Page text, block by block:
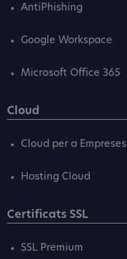
AntiPhishing
Google Workspace
Microsoft Office 365
Cloud
Cloud per a Empreses
Hosting Cloud
Certificats SSL
SSL Premium